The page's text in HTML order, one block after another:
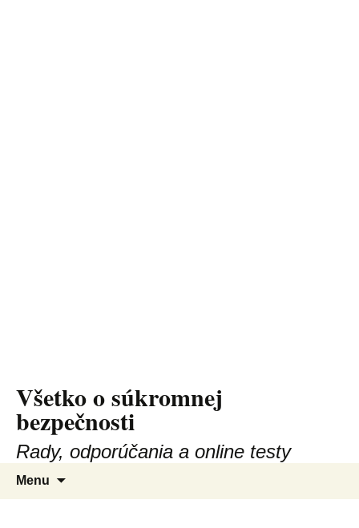
Preskočiť
obsah
Všetko o súkromnej
bezpečnosti
Rady, odporúčania a online testy
Menu